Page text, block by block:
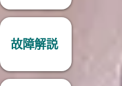
故障解説